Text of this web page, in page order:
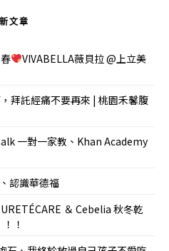
文章
VIVABELLA薇貝拉 @上立美
拜託經痛不要再來 | 桃園禾馨腹
一對一家教、Khan Academy
認識華德福
＆ Cebelia 秋冬乾
！